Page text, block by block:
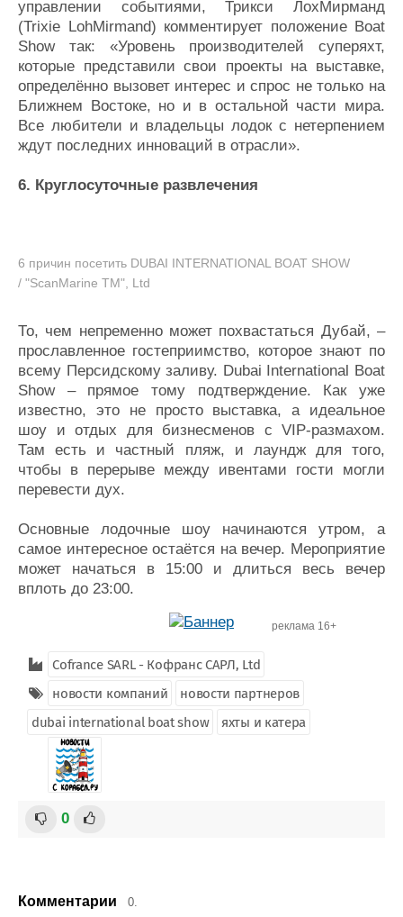
управлении событиями, Трикси ЛохМирманд
(Trixie LohMirmand) комментирует положение Boat
Show так: «Уровень производителей суперяхт,
которые представили свои проекты на выставке,
определённо вызовет интерес и спрос не только на
Ближнем Востоке, но и в остальной части мира.
Все любители и владельцы лодок с нетерпением
ждут последних инноваций в отрасли».
6. Круглосуточные развлечения
6 причин посетить DUBAI INTERNATIONAL BOAT SHOW
/ "ScanMarine TM", Ltd
То, чем непременно может похвастаться Дубай, –
прославленное гостеприимство, которое знают по
всему Персидскому заливу. Dubai International Boat
Show – прямое тому подтверждение. Как уже
известно, это не просто выставка, а идеальное
шоу и отдых для бизнесменов с VIP-размахом.
Там есть и частный пляж, и лаундж для того,
чтобы в перерыве между ивентами гости могли
перевести дух.
Основные лодочные шоу начинаются утром, а
самое интересное остаётся на вечер. Мероприятие
может начаться в 15:00 и длиться весь вечер
вплоть до 23:00.
реклама 16+
Cofrance SARL - Кофранс САРЛ, Ltd
новости компаний
новости партнеров
dubai international boat show
яхты и катера
0
Комментарии 0.